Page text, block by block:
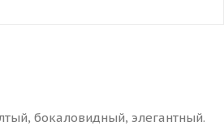
бокаловидный, элегантный.